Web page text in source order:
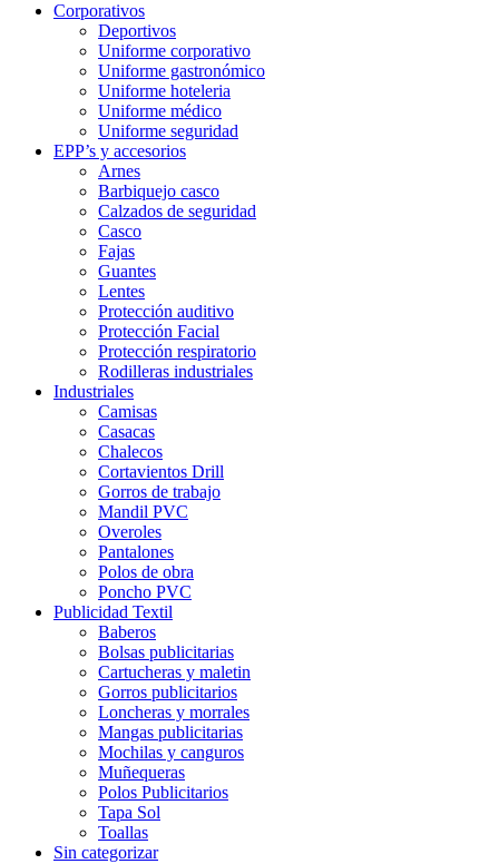
Corporativos
Deportivos
Uniforme corporativo
Uniforme gastronómico
Uniforme hoteleria
Uniforme médico
Uniforme seguridad
EPP’s y accesorios
Arnes
Barbiquejo casco
Calzados de seguridad
Casco
Fajas
Guantes
Lentes
Protección auditivo
Protección Facial
Protección respiratorio
Rodilleras industriales
Industriales
Camisas
Casacas
Chalecos
Cortavientos Drill
Gorros de trabajo
Mandil PVC
Overoles
Pantalones
Polos de obra
Poncho PVC
Publicidad Textil
Baberos
Bolsas publicitarias
Cartucheras y maletin
Gorros publicitarios
Loncheras y morrales
Mangas publicitarias
Mochilas y canguros
Muñequeras
Polos Publicitarios
Tapa Sol
Toallas
Sin categorizar